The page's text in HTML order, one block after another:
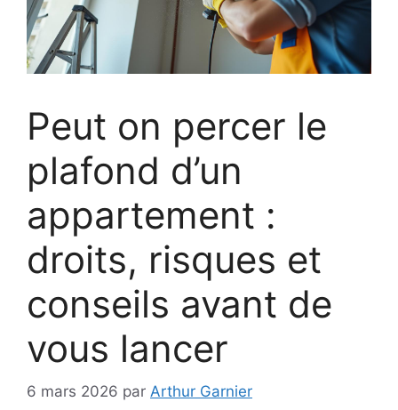
Peut on percer le
plafond d’un
appartement :
droits, risques et
conseils avant de
vous lancer
6 mars 2026 par Arthur Garnier